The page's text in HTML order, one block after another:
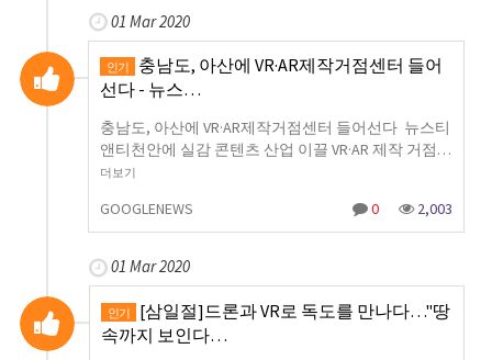
01 Mar 2020
인기
충남도, 아산에 VR·AR제작거점센터 들어
선다 - 뉴스…
충남도, 아산에 VR·AR제작거점센터 들어선다 뉴스티
앤티천안에 실감 콘텐츠 산업 이끌 VR·AR 제작 거점…
더보기
GOOGLENEWS 0 2,003
01 Mar 2020
인기
[삼일절]드론과 VR로 독도를 만나다…"땅
속까지 보인다…